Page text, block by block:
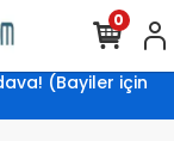
(Bayiler için
0